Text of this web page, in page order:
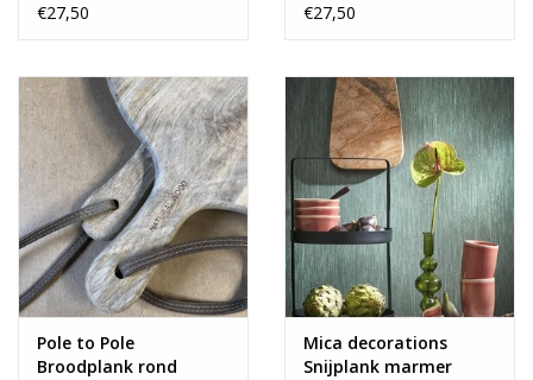
€27,50
€27,50
Pole to Pole
Broodplank rond
Mica decorations
Snijplank marmer